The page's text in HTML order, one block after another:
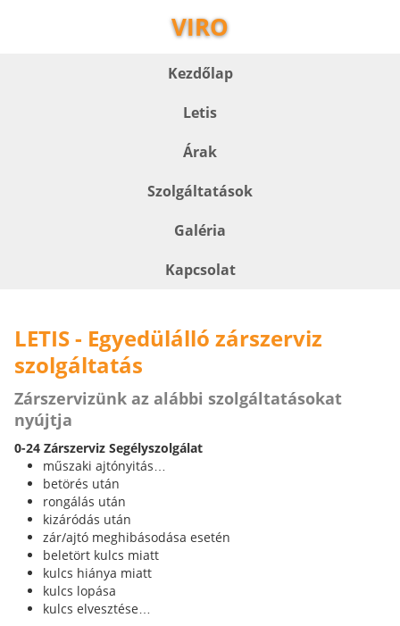
VIRO
Kezdőlap
Letis
Árak
Szolgáltatások
Galéria
Kapcsolat
LETIS - Egyedülálló zárszerviz
szolgáltatás
Zárszervizünk az alábbi szolgáltatásokat
nyújtja
0-24 Zárszerviz Segélyszolgálat
műszaki ajtónyitás…
betörés után
rongálás után
kizáródás után
zár/ajtó meghibásodása esetén
beletört kulcs miatt
kulcs hiánya miatt
kulcs lopása
kulcs elvesztése…